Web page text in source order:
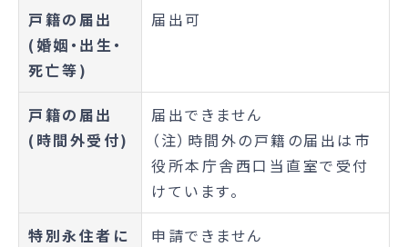
戸籍の届出
(婚姻・出生・
死亡等)
届出可
戸籍の届出
(時間外受付)
届出できません
（注）時間外の戸籍の届出は市
役所本庁舎西口当直室で受付
けています。
特別永住者に
申請できません